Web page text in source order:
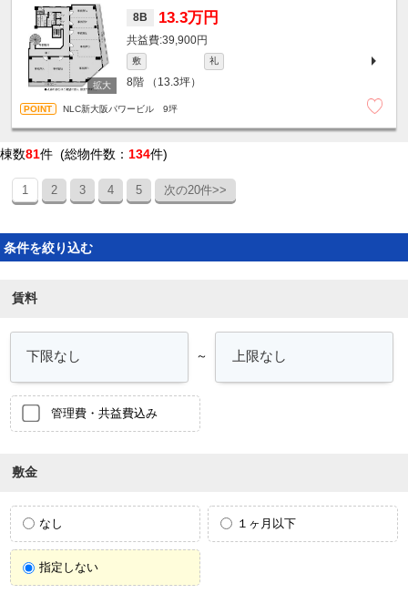
8B 13.3万円
39,900円
敷 礼
8階 （13.3坪）
NLC新大阪パワービル 9坪
棟数81件 (総物件数： 134件)
1 2 3 4 5 次の20件>>
条件を絞り込む
賃料
～
管理費・共益費込み
敷金
なし １ヶ月以下
指定しない